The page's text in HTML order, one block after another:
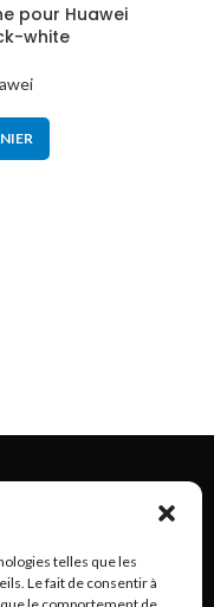
telles que les
Le fait de consentir à
pour Huawei
white